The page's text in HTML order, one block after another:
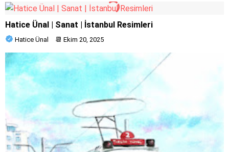
Hatice Ünal | Sanat | İstanbul Resimleri
Hatice Ünal 📆 Ekim 20, 2025